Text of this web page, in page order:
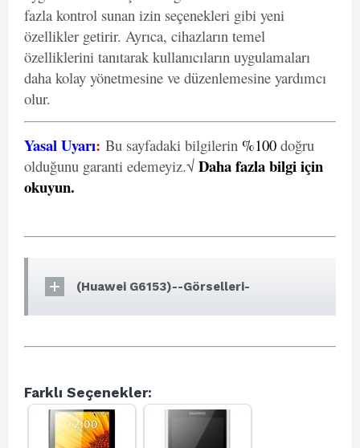
fazla kontrol sunan izin seçenekleri gibi yeni
özellikler getirir. Ayrıca, cihazların temel
özelliklerini tanıtarak kullanıcıların uygulamaları
daha kolay yönetmesine ve düzenlemesine yardımcı
olur.
Yasal Uyarı: Bu sayfadaki bilgilerin %100 doğru
olduğunu garanti edemeyiz.√ Daha fazla bilgi için
okuyun.
(Huawei G6153)--Görselleri-
Farklı Seçenekler: